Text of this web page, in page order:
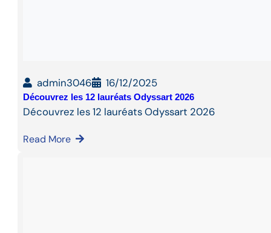
admin3046 16/12/2025
Découvrez les 12 lauréats Odyssart 2026
Découvrez les 12 lauréats Odyssart 2026
Read More